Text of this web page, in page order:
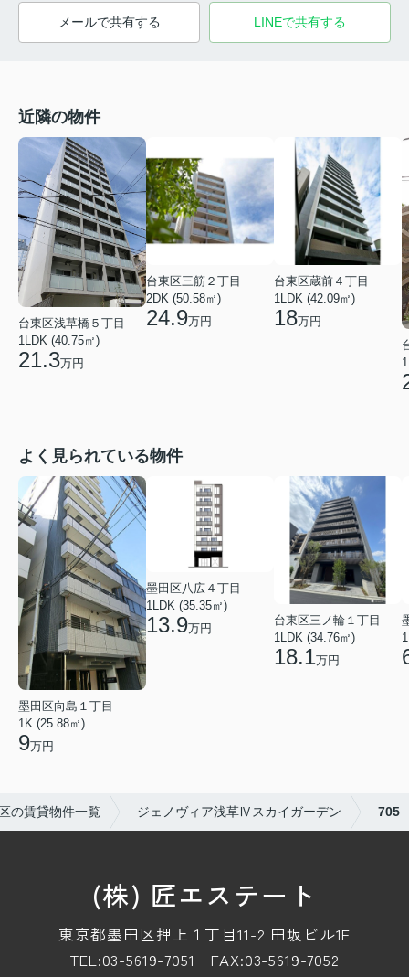
メールで共有する LINEで共有する
近隣の物件
台東区浅草橋５丁目
1LDK (40.75㎡)
21.3万円
台東区三筋２丁目
2DK (50.58㎡)
24.9万円
台東区蔵前４丁目
1LDK (42.09㎡)
18万円
よく見られている物件
墨田区向島１丁目
1K (25.88㎡)
9万円
墨田区八広４丁目
1LDK (35.35㎡)
13.9万円
台東区三ノ輪１丁目
1LDK (34.76㎡)
18.1万円
の賃貸物件一覧 ジェノヴィア浅草Ⅳスカイガーデン 705
(株) 匠エステート
東京都墨田区押上１丁目11-2 田坂ビル1F
TEL:03-5619-7051 FAX:03-5619-7052